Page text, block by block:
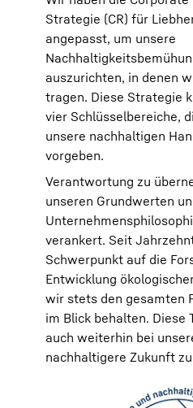
Strategie (CR) für
angepasst, um unsere
auszurichten, in denen
tragen. Diese Strategie
vier Schlüsselbereiche,
unsere nachhaltigen
vorgeben.
Verantwortung zu
unseren Grundwerten
verankert. Seit
Schwerpunkt auf die
Entwicklung
wir stets den gesamten
im Blick behalten. Diese
auch weiterhin bei
nachhaltigere Zukunft